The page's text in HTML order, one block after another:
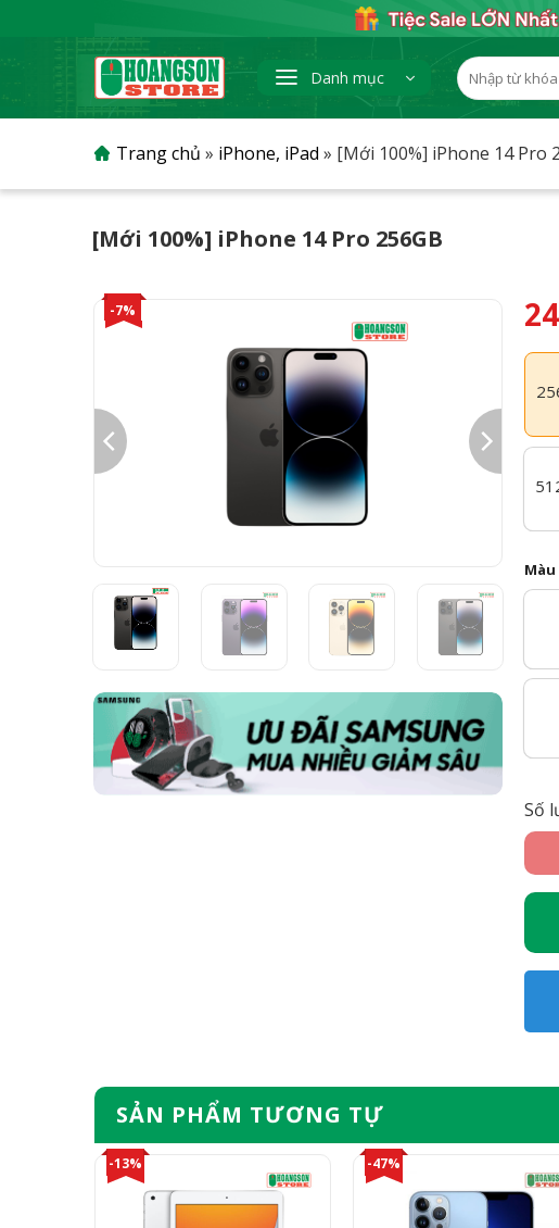
content
Danh mục
Tìm
kiếm:
Trang chủ » iPhone, iPad » [Mới 100%] iPhone 14 Pro
[Mới 100%] iPhone 14 Pro 256GB
-7%
Màu
Gốc
Giá
Gốc
Giá
Là:
Số
SẢN PHẨM TƯƠNG TỰ
-13% -47%